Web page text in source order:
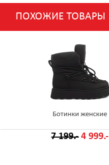
ПОХОЖИЕ ТОВАРЫ
Ботинки женские
7 199.- 4 999.-